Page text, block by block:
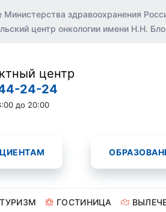
здравоохранения
центр онкологии имени Н.Н.
центр
24-24
до 20:00
ГОСТИНИЦА